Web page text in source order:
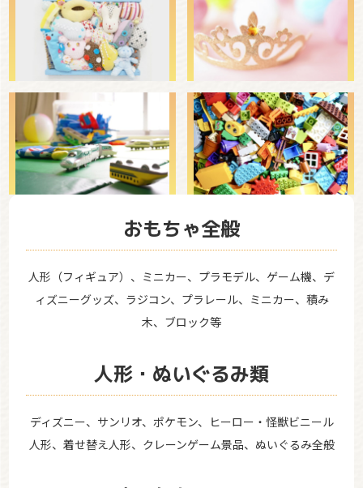
おもちゃ全般
人形（フィギュア）、ミニカー、プラモデル、ゲーム機、デ
ィズニーグッズ、ラジコン、プラレール、ミニカー、積み
木、ブロック等
人形・ぬいぐるみ類
ディズニー、サンリオ、ポケモン、ヒーロー・怪獣ビニール
人形、着せ替え人形、クレーンゲーム景品、ぬいぐるみ全般